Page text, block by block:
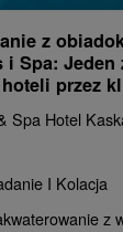
z
i Spa: Jeden
przez
Spa Hotel
I Kolacja
z